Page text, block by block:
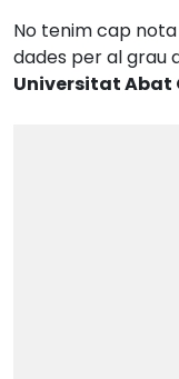
No tenim cap
dades per al grau
Universitat Abat